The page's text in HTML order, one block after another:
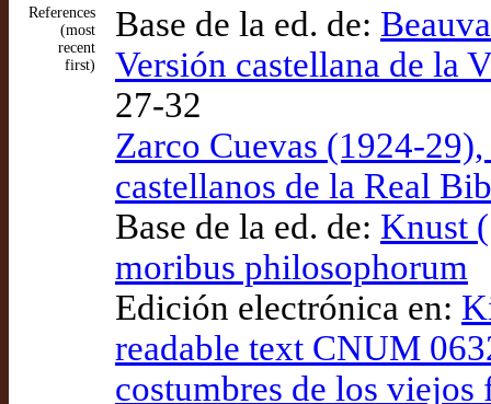
References
(most
recent
first)
Base de la ed. de:
Versión castellana de la
27-32
Zarco Cuevas (1924-
castellanos de la Real
Base de la ed. de: Knust
moribus philosophorum
Edición electrónica en:
readable text CNUM
costumbres de los